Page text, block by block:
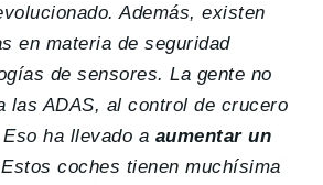
Además, existen
en materia de seguridad
de sensores.La gente no
las ADAS, al control de crucero
ha llevado a aumentar un
coches tienen muchísima